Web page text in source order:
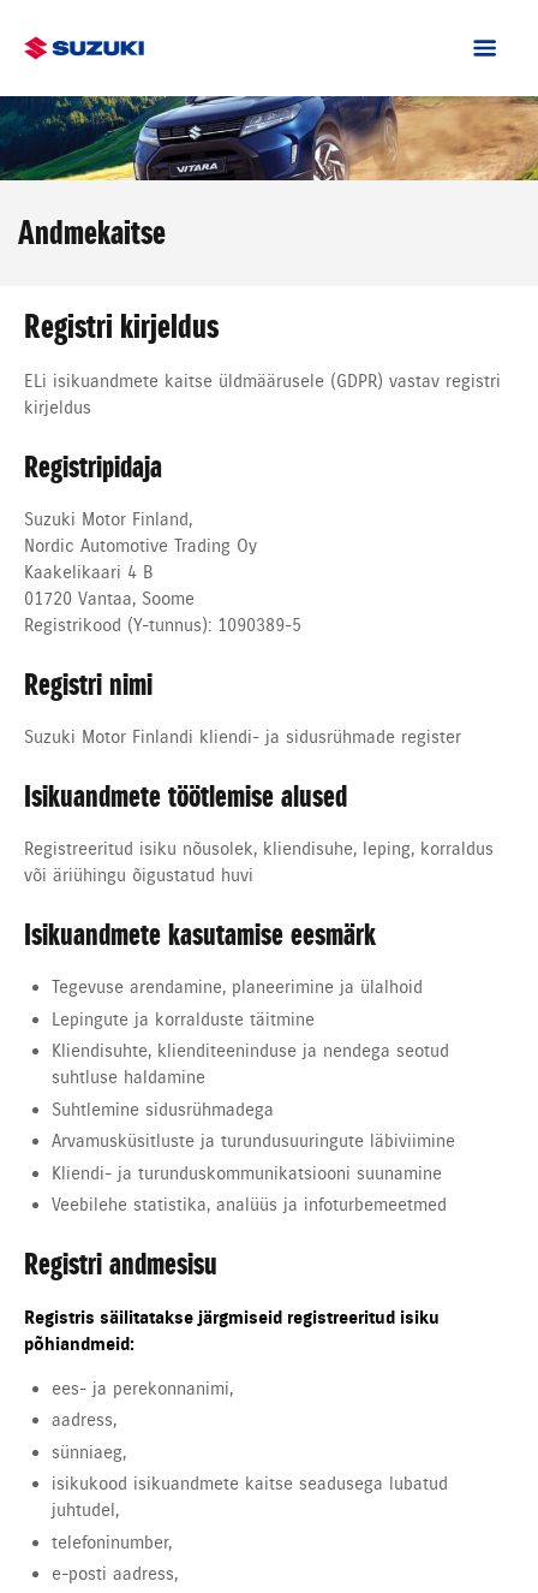
Andmekaitse
Registri kirjeldus
ELi isikuandmete kaitse üldmäärusele (GDPR) vastav registri
kirjeldus
Registripidaja
Suzuki Motor Finland,
Nordic Automotive Trading Oy
Kaakelikaari 4 B
01720 Vantaa, Soome
Registrikood (Y-tunnus): 1090389-5
Registri nimi
Suzuki Motor Finlandi kliendi- ja sidusrühmade register
Isikuandmete töötlemise alused
Registreeritud isiku nõusolek, kliendisuhe, leping, korraldus
või äriühingu õigustatud huvi
Isikuandmete kasutamise eesmärk
Tegevuse arendamine, planeerimine ja ülalhoid
Lepingute ja korralduste täitmine
Kliendisuhte, klienditeeninduse ja nendega seotud
suhtluse haldamine
Suhtlemine sidusrühmadega
Arvamusküsitluste ja turundusuuringute läbiviimine
Kliendi- ja turunduskommunikatsiooni suunamine
Veebilehe statistika, analüüs ja infoturbemeetmed
Registri andmesisu
Registris säilitatakse järgmiseid registreeritud isiku
põhiandmeid:
ees- ja perekonnanimi,
aadress,
sünniaeg,
isikukood isikuandmete kaitse seadusega lubatud
juhtudel,
telefoninumber,
e-posti aadress,